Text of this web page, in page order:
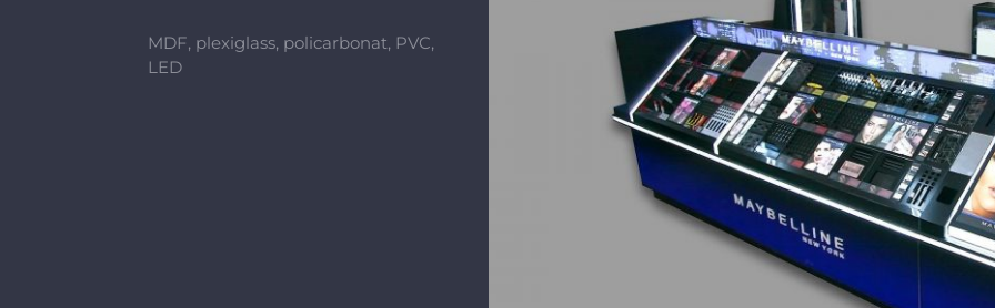
MDF, plexiglass, policarbonat, PVC,
LED